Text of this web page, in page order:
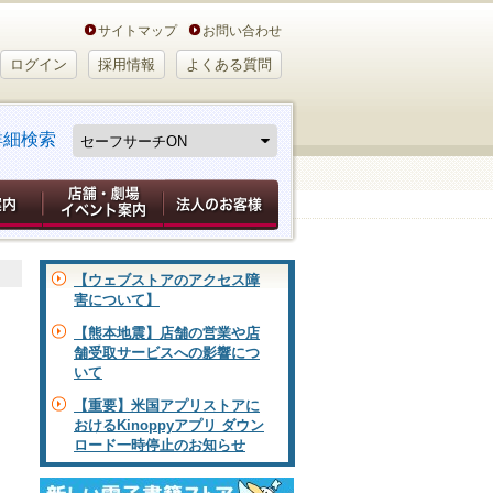
サイトマップ お問い合わせ
ログイン 採用情報 よくある質問
細検索
【ウェブストアのアクセス障
害について】
【熊本地震】店舗の営業や店
舗受取サービスへの影響につ
いて
【重要】米国アプリストアに
おけるKinoppyアプリ ダウン
ロード一時停止のお知らせ